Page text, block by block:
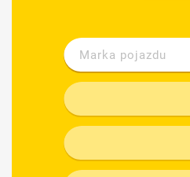
Marka pojazdu
Audi
Chevrolet